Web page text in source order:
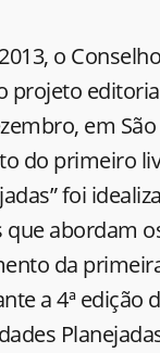
o
projeto
em
do primeiro
foi
abordam
da
a 4ª edição